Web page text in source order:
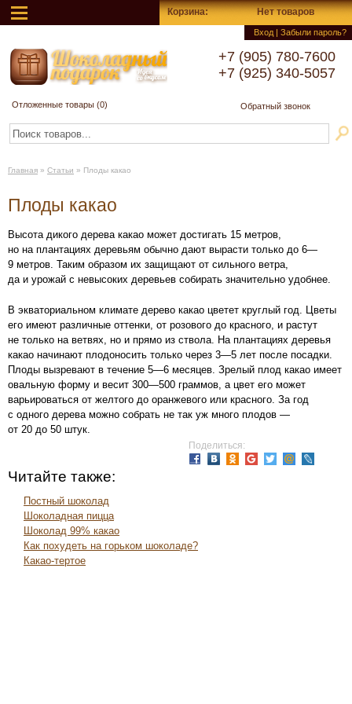
Вход | Забыли пароль?
Корзина: Нет товаров
+7 (905) 780-7600
+7 (925) 340-5057
Отложенные товары (0) Обратный звонок
Главная » Статьи » Плоды какао
Плоды какао
Высота дикого дерева какао может достигать 15 метров,
но на плантациях деревьям обычно дают вырасти только до 6—
9 метров. Таким образом их защищают от сильного ветра,
да и урожай с невысоких деревьев собирать значительно удобнее.
В экваториальном климате дерево какао цветет круглый год. Цветы
его имеют различные оттенки, от розового до красного, и растут
не только на ветвях, но и прямо из ствола. На плантациях деревья
какао начинают плодоносить только через 3—5 лет после посадки.
Плоды вызревают в течение 5—6 месяцев. Зрелый плод какао имеет
овальную форму и весит 300—500 граммов, а цвет его может
варьироваться от желтого до оранжевого или красного. За год
с одного дерева можно собрать не так уж много плодов —
от 20 до 50 штук.
Поделиться:
Читайте также:
Постный шоколад
Шоколадная пицца
Шоколад 99% какао
Как похудеть на горьком шоколаде?
Какао-тертое